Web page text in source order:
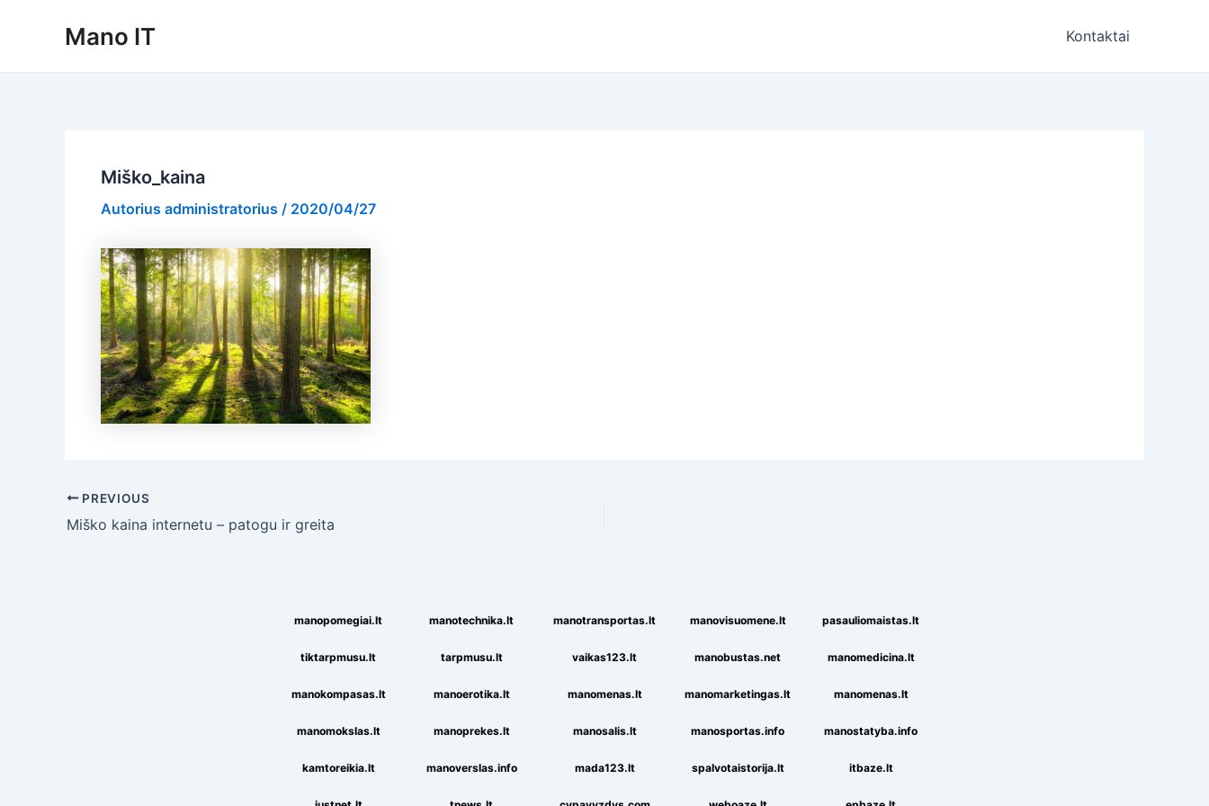
Mano IT Kontaktai
Miško_kaina
Autorius administratorius / 2020/04/27
Post
navigation
PREVIOUS
Miško kaina internetu – patogu ir greita
manopomegiai.lt manotechnika.lt manotransportas.lt manovisuomene.lt pasauliomaistas.lt
tiktarpmusu.lt tarpmusu.lt vaikas123.lt manobustas.net manomedicina.lt
manokompasas.lt manoerotika.lt manomenas.lt manomarketingas.lt manomenas.lt
manomokslas.lt manoprekes.lt manosalis.lt manosportas.info manostatyba.info
kamtoreikia.lt manoverslas.info mada123.lt spalvotaistorija.lt itbaze.lt